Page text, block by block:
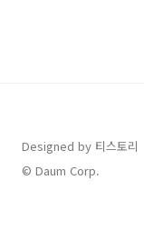
작성을 마쳤습니다. ) 추
Designed by 티스토리
© Daum Corp.